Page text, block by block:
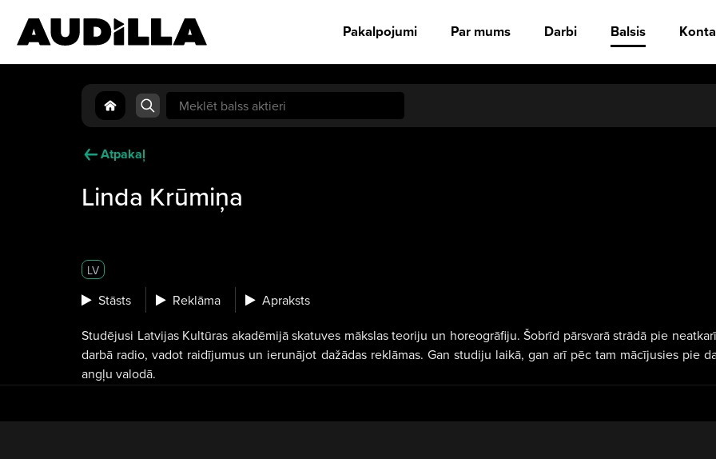
Pakalpojumi Par mums Darbi Balsis
Search
for:
Atpakaļ
Linda Krūmiņa
LV
Stāsts Reklāma Apraksts
Studējusi Latvijas Kultūras akadēmijā skatuves mākslas teoriju un horeogrāfiju. Šobrīd pārsvarā strādā pie
darbā radio, vadot raidījumus un ierunājot dažādas reklāmas. Gan studiju laikā, gan arī pēc tam mācījusies pie
angļu valodā.